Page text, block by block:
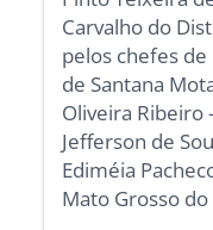
Carvalho do
pelos chefes
de Santana
Oliveira Ribeiro
Jefferson de
Ediméia
Mato Grosso do